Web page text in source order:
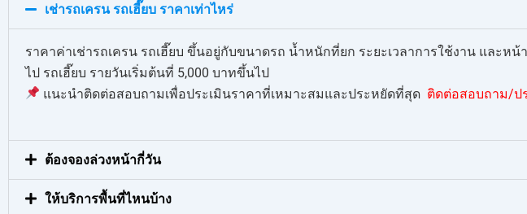
เช่ารถเครน รถเฮี๊ยบ ราคาเท่าไหร่
ราคาค่าเช่ารถเครน รถเฮี๊ยบ ขึ้นอยู่กับขนาดรถ น้ำหนักที่ยก ระยะเวลาการใช้งาน และห
ไป รถเฮี๊ยบ รายวันเริ่มต้นที่ 5,000 บาทขึ้นไป
แนะนำติดต่อสอบถามเพื่อประเมินราคาที่เหมาะสมและประหยัดที่สุด ติดต่อสอบถาม/ป
ต้องจองล่วงหน้ากี่วัน
ให้บริการพื้นที่ไหนบ้าง